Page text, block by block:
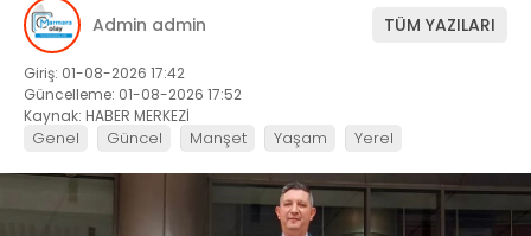
Admin admin TÜM YAZILARI
Giriş: 01-08-2026 17:42
Güncelleme: 01-08-2026 17:52
Kaynak: HABER MERKEZİ
Genel Güncel Manşet Yaşam Yerel